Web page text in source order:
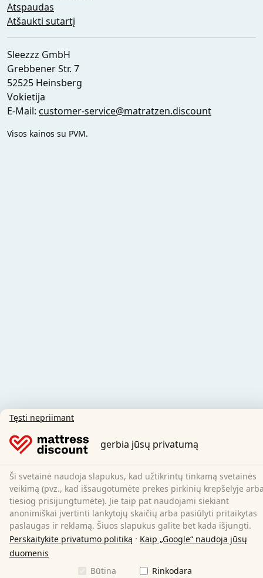
Atspaudas
Atšaukti sutartį
Sleezzz GmbH
Grebbener Str. 7
52525 Heinsberg
Vokietija
E-Mail: customer-service@matratzen.discount
Visos kainos su PVM.
Tęsti nepriimant
gerbia jūsų privatumą
Ši svetainė naudoja slapukus, kad užtikrintų tinkamą svetainės
veikimą (pvz., kad išsaugotumėte prekes pirkinių krepšelyje
tiesiog prisijungtumėte). Jie taip pat naudojami siekiant
anonimiškai įvertinti lankytojų skaičių arba pasiūlyti pritaikytas
paslaugas ir reklamą. Šiuos slapukus galite bet kada išjungti.
Perskaitykite privatumo politiką · Kaip „Google“ naudoja jūsų
duomenis
Būtina
Rinkodara